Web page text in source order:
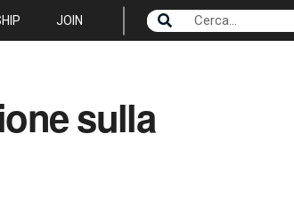
JOIN
sulla